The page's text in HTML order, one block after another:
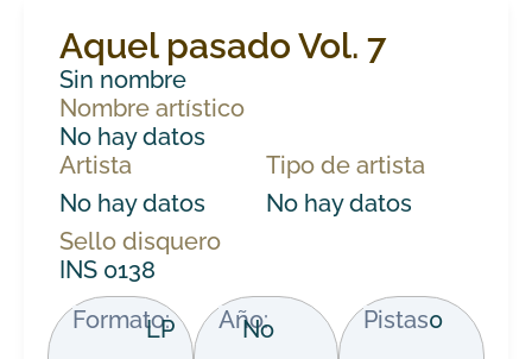
Aquel pasado Vol. 7
Sin nombre
Nombre artístico
No hay datos
Artista
No hay datos
Tipo de artista
No hay datos
Sello disquero
INS 0138
Formato:
LP Año:
No
Pistas0